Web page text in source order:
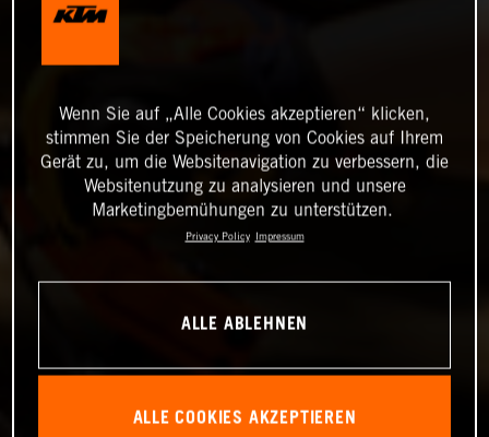
Wenn Sie auf „Alle Cookies akzeptieren“ klicken,
stimmen Sie der Speicherung von Cookies auf Ihrem
Gerät zu, um die Websitenavigation zu verbessern, die
Websitenutzung zu analysieren und unsere
Marketingbemühungen zu unterstützen.
Privacy Policy Impressum
ALLE ABLEHNEN
ALLE COOKIES AKZEPTIEREN